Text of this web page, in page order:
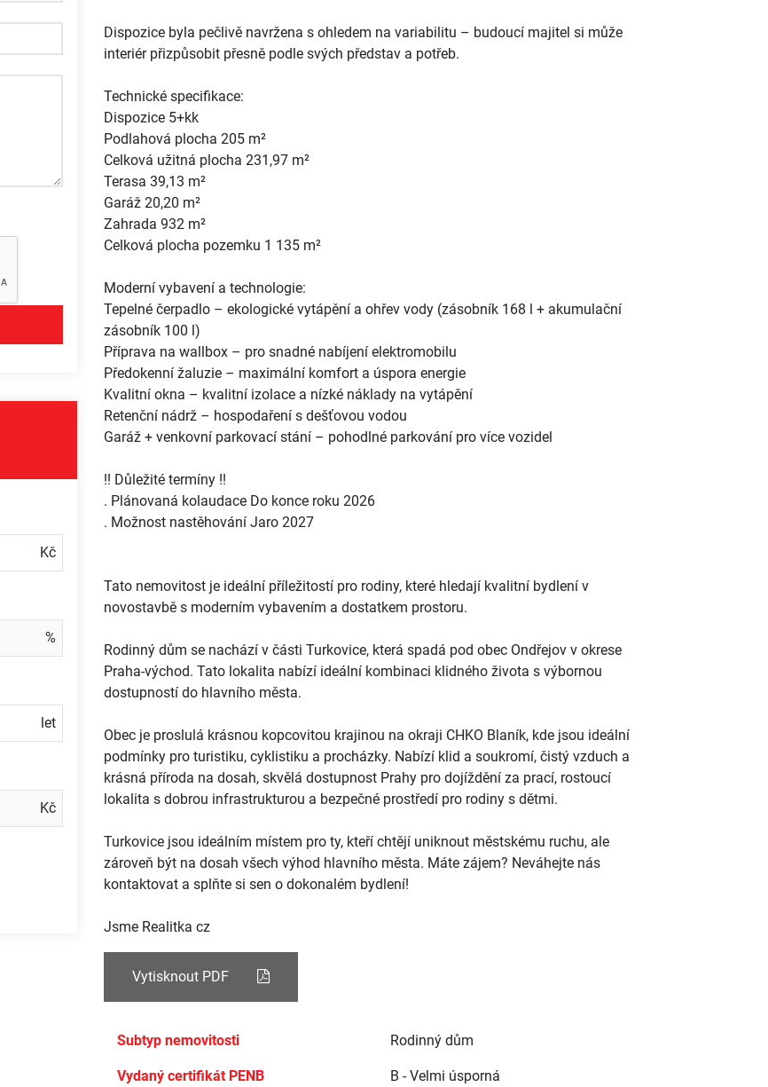
Dispozice byla pečlivě navržena s ohledem na variabilitu – budoucí majitel si může
interiér přizpůsobit přesně podle svých představ a potřeb.
Technické specifikace:
Dispozice 5+kk
Podlahová plocha 205 m²
Celková užitná plocha 231,97 m²
Terasa 39,13 m²
Garáž 20,20 m²
Zahrada 932 m²
Celková plocha pozemku 1 135 m²
Moderní vybavení a technologie:
Tepelné čerpadlo – ekologické vytápění a ohřev vody (zásobník 168 l + akumulační
zásobník 100 l)
Příprava na wallbox – pro snadné nabíjení elektromobilu
Předokenní žaluzie – maximální komfort a úspora energie
Kvalitní okna – kvalitní izolace a nízké náklady na vytápění
Retenční nádrž – hospodaření s dešťovou vodou
Garáž + venkovní parkovací stání – pohodlné parkování pro více vozidel
!! Důležité termíny !!
. Plánovaná kolaudace Do konce roku 2026
. Možnost nastěhování Jaro 2027
Tato nemovitost je ideální příležitostí pro rodiny, které hledají kvalitní bydlení v
novostavbě s moderním vybavením a dostatkem prostoru.
Rodinný dům se nachází v části Turkovice, která spadá pod obec Ondřejov v okrese
Praha-východ. Tato lokalita nabízí ideální kombinaci klidného života s výbornou
dostupností do hlavního města.
Obec je proslulá krásnou kopcovitou krajinou na okraji CHKO Blaník, kde jsou ideální
podmínky pro turistiku, cyklistiku a procházky. Nabízí klid a soukromí, čistý vzduch a
krásná příroda na dosah, skvělá dostupnost Prahy pro dojíždění za prací, rostoucí
lokalita s dobrou infrastrukturou a bezpečné prostředí pro rodiny s dětmi.
Turkovice jsou ideálním místem pro ty, kteří chtějí uniknout městskému ruchu, ale
zároveň být na dosah všech výhod hlavního města. Máte zájem? Neváhejte nás
kontaktovat a splňte si sen o dokonalém bydlení!
Jsme Realitka cz
Vytisknout PDF
Subtyp nemovitosti Rodinný dům
Vydaný certifikát PENB B - Velmi úsporná